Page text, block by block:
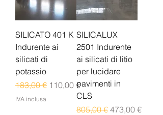
SILICATO 401 K
Indurente ai
silicati di
potassio
Prezzo regolare
183,00 € Prezzo scontato
110,00 €
IVA inclusa
SILICALUX
2501 Indurente
ai silicati di litio
per lucidare
pavimenti in
CLS
Prezzo regolare
805,00 € Prezzo scontato
473,00 €